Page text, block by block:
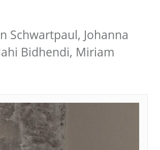
Schwartpaul, Johanna
Bidhendi, Miriam